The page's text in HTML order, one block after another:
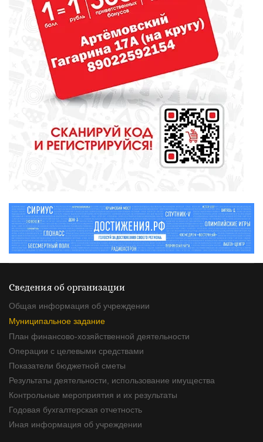
МЕДИЦИНА
От диеты до режима: все о
питании при грудном
вскармливании
СПОРТ
полицейского
Сведения об организации
Общая информация об учреждении
Муниципальное задание
План финансово-хозяйственной деятельности
Операции с целевыми средствами
Показатели бюджетной сметы
Результаты деятельности, использование имущества
Контрольные мероприятия и их результаты
Годовая бухгалтерская отчетность
Иная информация об учреждении